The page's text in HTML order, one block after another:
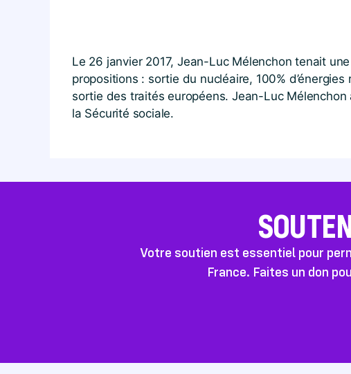
Le 26 janvier 2017, Jean-Luc Mélenchon tenait
propositions : sortie du nucléaire, 100%
sortie des traités européens. Jean-Luc
la Sécurité sociale.
Votre soutien est essentiel pour
France. Faites un don